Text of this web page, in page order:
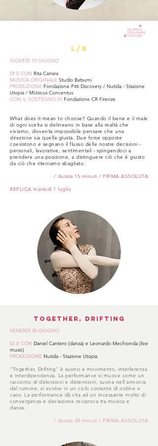
L/R
GIOVEDÌ 19 GIUGNO
DI E CON Rita Carrara
MUSICA ORIGINALE Studio Batsumi
PRODUZIONE Fondazione Pitti Discovery / Nutida - Stazione
Utopia / MUsicus Concentus
CON IL SOSTEGNO DI Fondazione CR Firenze
What does it mean to choose? Quando il bene e il male
di ogni scelta si delineano in base alla realtà che
viviamo, divventa impossibile pensare che una
direzione sia quella giusta. Due forse opposte
coesistono e segnano il flusso delle nostre decisioni -
personali, lavorative, sentimentali - spingendoci a
prendere una posizione, a distinguere ciò che è giusto
da ciò che riteniamo sbagliato.
/ durata 15 minuti / PRIMA ASSOLUTA
REPLICA martedì 1 luglio
together, drifting
VENERDÌ 20 GIUGNO
DI E CON Daniel Cantero (danza) e Leonardo Mechionda (live
music)
PRODUZIONE Nutida - Stazione Utopia
"Together, Drifting" è suono e movimento, interferenza
e interdipendenza. La performance si muove come un
racconto di distorsioni e distensioni, suona nell'armonia
del rumore, si evolve in un ciclo costante di ordine e
caos. La performance dà vita ad un incessante molto di
convergenza e deviazione reciproca tra musica e
danza.
/ durata 30 minuti / PRIMA ASSOLUTA